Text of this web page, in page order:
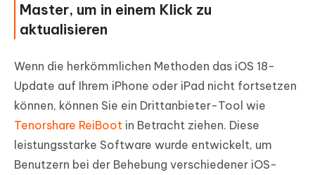
Master, um in einem Klick zu
aktualisieren
Wenn die herkömmlichen Methoden das iOS 18-
Update auf Ihrem iPhone oder iPad nicht fortsetzen
können, können Sie ein Drittanbieter-Tool wie
Tenorshare ReiBoot in Betracht ziehen. Diese
leistungsstarke Software wurde entwickelt, um
Benutzern bei der Behebung verschiedener iOS-